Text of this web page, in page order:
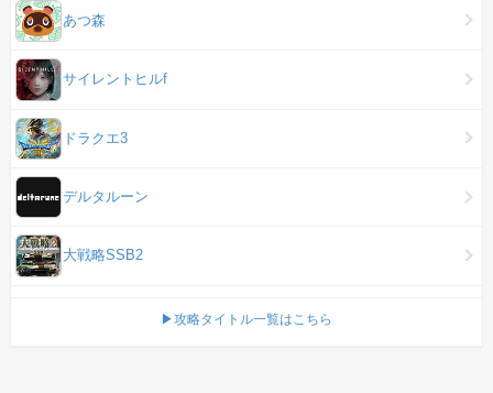
あつ森
サイレントヒルf
ドラクエ3
デルタルーン
大戦略SSB2
▶攻略タイトル一覧はこちら